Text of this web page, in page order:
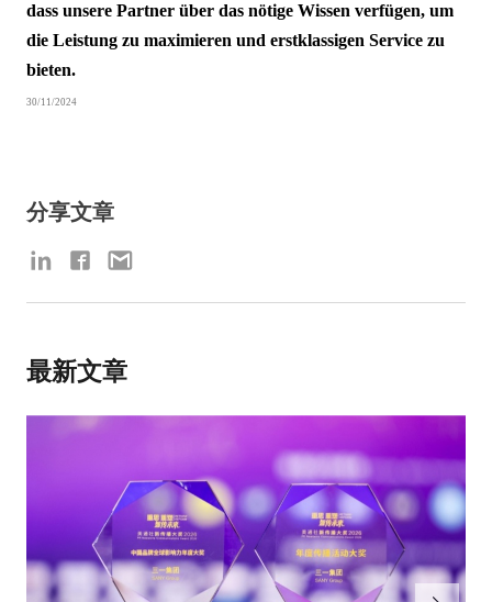
dass unsere Partner über das nötige Wissen verfügen, um
die Leistung zu maximieren und erstklassigen Service zu
bieten.
30/11/2024
分享文章
最新文章